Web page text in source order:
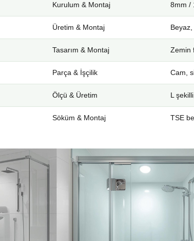
Kurulum & Montaj 8mm /
Üretim & Montaj
Tasarım & Montaj Zemin
Parça & İşçilik Cam,
Ölçü & Üretim L
Söküm & Montaj TSE